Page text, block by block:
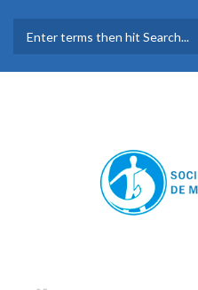
FORMULARIO DE
BÚSQUEDA